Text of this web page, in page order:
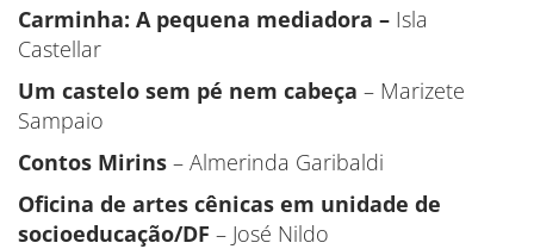
Carminha: A pequena mediadora – Isla
Castellar
Um castelo sem pé nem cabeça – Marizete
Sampaio
Contos Mirins – Almerinda Garibaldi
Oficina de artes cênicas em unidade de
socioeducação/DF – José Nildo